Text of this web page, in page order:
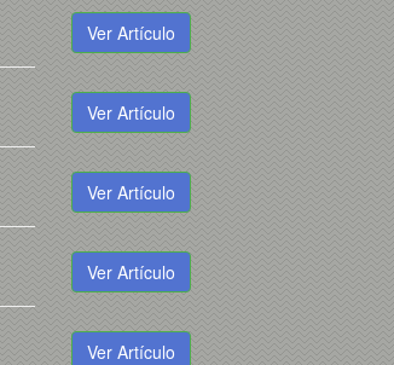
Ver Artículo
Ver Artículo
Ver Artículo
Ver Artículo
Ver Artículo